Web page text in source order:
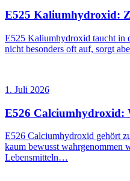
E525 Kaliumhydroxid:
E525 Kaliumhydroxid taucht in
nicht besonders oft auf, sorgt
1. Juli 2026
E526 Calciumhydroxid:
E526 Calciumhydroxid gehört
kaum bewusst wahrgenommen
Lebensmitteln…